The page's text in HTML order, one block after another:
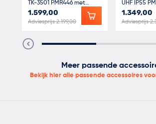
- 10x adapter
- 10x broekriemclip
TK-3501 PMR446 met
tafelladers
1.599,00
Adviesprijs 2.199,00
UHF IP55
Portofoon
1.349,00
Adviesprijs
Meer passende
Bekijk hier alle passende accessoires